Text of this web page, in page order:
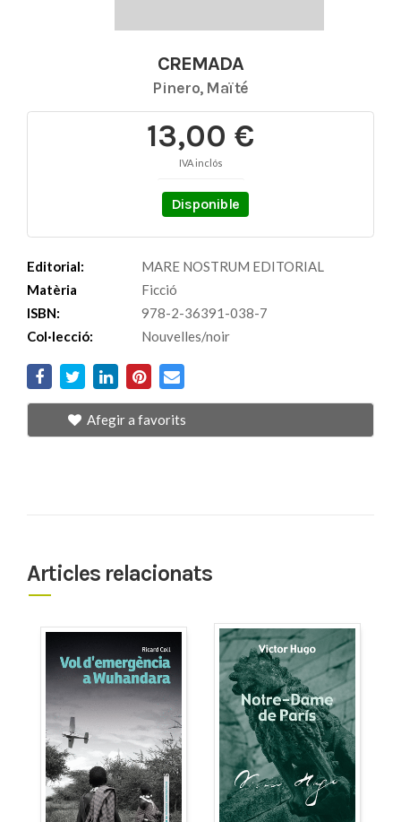
CREMADA
Pinero, Maïté
13,00 €
IVA inclós
Disponible
Editorial:
MARE NOSTRUM EDITORIAL
Matèria
Ficció
ISBN:
978-2-36391-038-7
Col·lecció:
Nouvelles/noir
Afegir a favorits
Articles relacionats